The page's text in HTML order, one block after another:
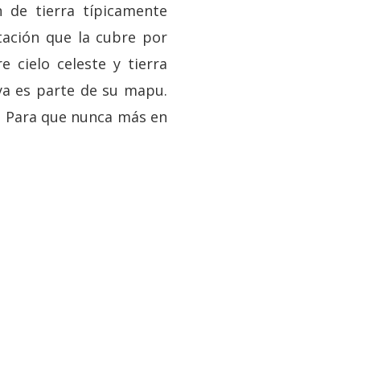
de tierra típicamente
que la cubre por
cielo celeste y tierra
es parte de su mapu.
que nunca más en